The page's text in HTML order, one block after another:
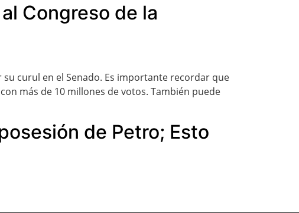
Congreso de la
curul en el Senado. Es importante recordar que
más de 10 millones de votos. También puede
de Petro; Esto